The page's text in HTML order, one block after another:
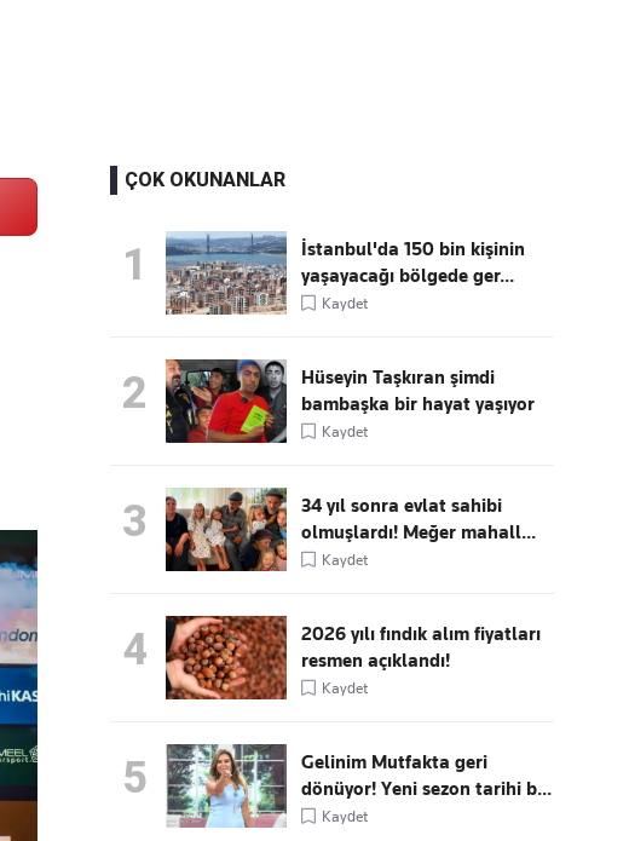
ÇOK OKUNANLAR
1
İstanbul'da 150 bin kişinin
yaşayacağı bölgede ger...
Kaydet
2
Hüseyin Taşkıran şimdi
bambaşka bir hayat yaşıyor
Kaydet
3
34 yıl sonra evlat sahibi
olmuşlardı! Meğer mahall...
Kaydet
4
2026 yılı fındık alım fiyatları
resmen açıklandı!
Kaydet
5
Gelinim Mutfakta geri
dönüyor! Yeni sezon tarihi b...
Kaydet